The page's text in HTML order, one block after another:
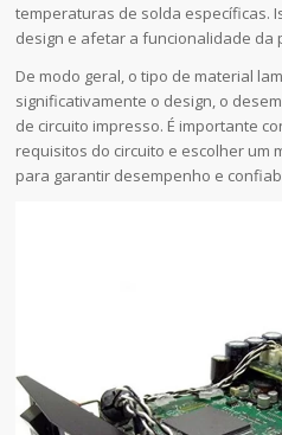
temperaturas de solda específicas.
design e afetar a funcionalidade da
De modo geral, o tipo de material
significativamente o design, o
de circuito impresso. É importante
requisitos do circuito e escolher um
para garantir desempenho e